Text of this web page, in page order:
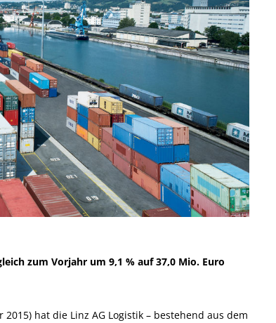
zum Vorjahr um 9,1 % auf 37,0 Mio. Euro
hat die Linz AG Logistik – bestehend aus dem